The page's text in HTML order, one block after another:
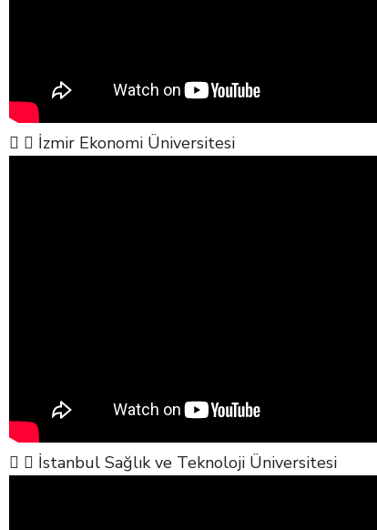
İzmir Ekonomi Üniversitesi
İstanbul Sağlık ve Teknoloji Üniversitesi